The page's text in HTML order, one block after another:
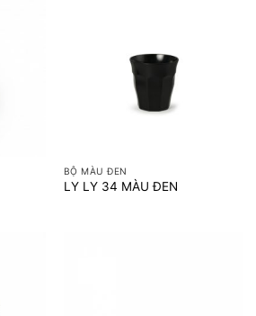
BỘ MÀU ĐEN
LY LY 34 MÀU ĐEN